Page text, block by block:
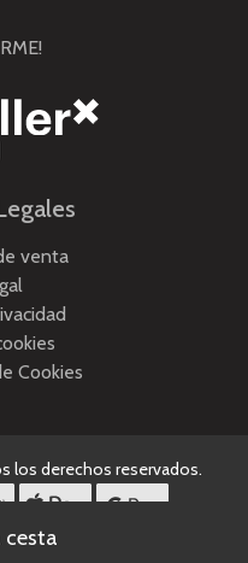
venta
Cookies
los derechos reservados.
. Tecnología